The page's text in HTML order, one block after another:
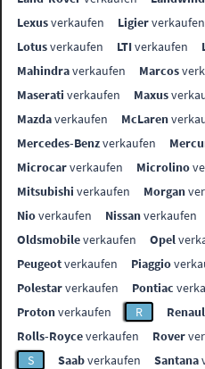
Lexusverkaufen Ligierverkaufen
Lotusverkaufen LTIverkaufen
Mahindraverkaufen Marcos
Maserati verkaufen Maxus
Mazdaverkaufen McLaren
Mercedes-Benzverkaufen
Microcarverkaufen Microlino
Mitsubishi verkaufen Morgan
Nioverkaufen Nissanverkaufen
Oldsmobileverkaufen Opel
Peugeotverkaufen Piaggio
Polestarverkaufen Pontiac
Protonverkaufen R
Rolls-Royceverkaufen Rover
S
Saabverkaufen Santana